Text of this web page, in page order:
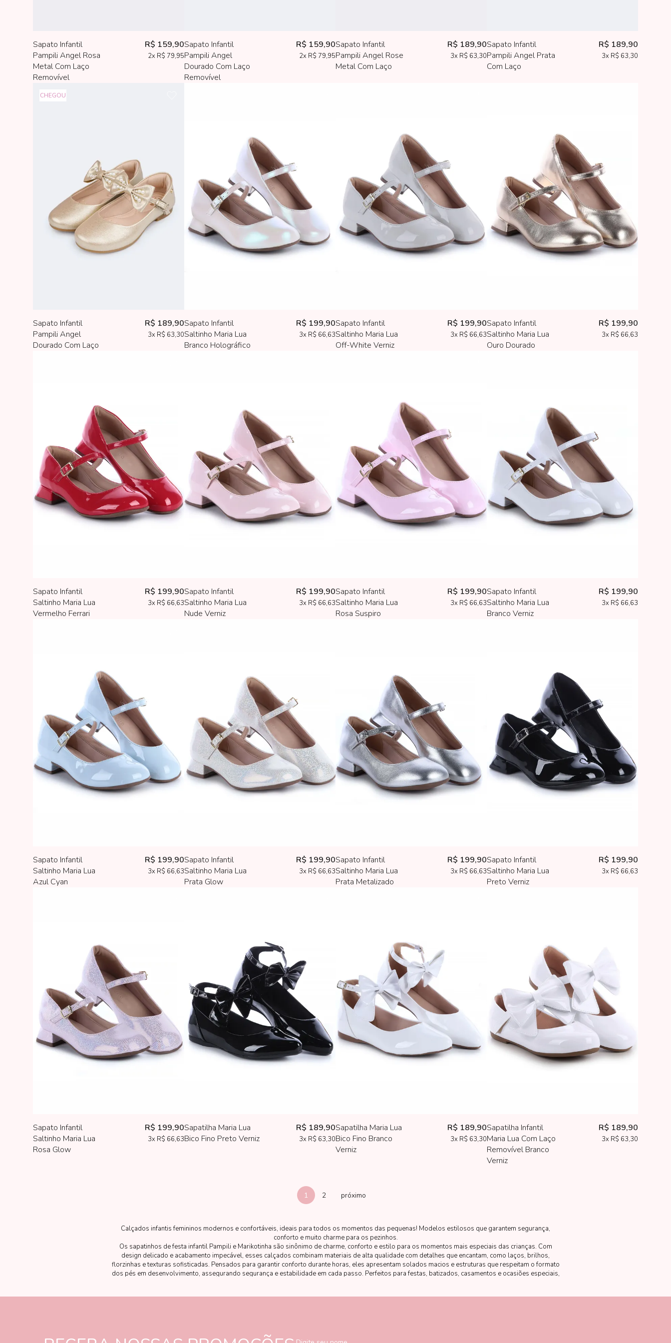
Sapato Infantil
Pampili Angel Rosa
Metal Com Laço
Removível
R$ 159,90
2x R$ 79,95
Sapato Infantil
Pampili Angel
Dourado Com Laço
Removível
R$ 159,90
2x R$ 79,95
Sapato Infantil
Pampili Angel Rose
Metal Com Laço
R$ 189,90
3x R$ 63,30
Sapato Infantil
Pampili Angel Prata
Com Laço
R$ 189,90
3x R$ 63,30
CHEGOU
Sapato Infantil
Pampili Angel
Dourado Com Laço
R$ 189,90
3x R$ 63,30
Sapato Infantil
Saltinho Maria Lua
Branco Holográfico
R$ 199,90
3x R$ 66,63
Sapato Infantil
Saltinho Maria Lua
Off-White Verniz
R$ 199,90
3x R$ 66,63
Sapato Infantil
Saltinho Maria Lua
Ouro Dourado
R$ 199,90
3x R$ 66,63
Sapato Infantil
Saltinho Maria Lua
Vermelho Ferrari
R$ 199,90
3x R$ 66,63
Sapato Infantil
Saltinho Maria Lua
Nude Verniz
R$ 199,90
3x R$ 66,63
Sapato Infantil
Saltinho Maria Lua
Rosa Suspiro
R$ 199,90
3x R$ 66,63
Sapato Infantil
Saltinho Maria Lua
Branco Verniz
R$ 199,90
3x R$ 66,63
Sapato Infantil
Saltinho Maria Lua
Azul Cyan
R$ 199,90
3x R$ 66,63
Sapato Infantil
Saltinho Maria Lua
Prata Glow
R$ 199,90
3x R$ 66,63
Sapato Infantil
Saltinho Maria Lua
Prata Metalizado
R$ 199,90
3x R$ 66,63
Sapato Infantil
Saltinho Maria Lua
Preto Verniz
R$ 199,90
3x R$ 66,63
Sapato Infantil
Saltinho Maria Lua
Rosa Glow
R$ 199,90
3x R$ 66,63
Sapatilha Maria Lua
Bico Fino Preto Verniz
R$ 189,90
3x R$ 63,30
Sapatilha Maria Lua
Bico Fino Branco
Verniz
R$ 189,90
3x R$ 63,30
Sapatilha Infantil
Maria Lua Com Laço
Removível Branco
Verniz
R$ 189,90
3x R$ 63,30
1 2
Calçados infantis femininos modernos e confortáveis, ideais para todos os momentos das pequenas! Modelos estilosos que garantem segurança,
conforto e muito charme para os pezinhos.
Os sapatinhos de festa infantil Pampili e Marikotinha são sinônimo de charme, conforto e estilo para os momentos mais especiais das crianças. Com
design delicado e acabamento impecável, esses calçados combinam materiais de alta qualidade com detalhes que encantam, como laços, brilhos,
florzinhas e texturas sofisticadas. Pensados para garantir conforto durante horas, eles apresentam solados macios e estruturas que respeitam o formato
dos pés em desenvolvimento, assegurando segurança e estabilidade em cada passo. Perfeitos para festas, batizados, casamentos e ocasiões especiais,